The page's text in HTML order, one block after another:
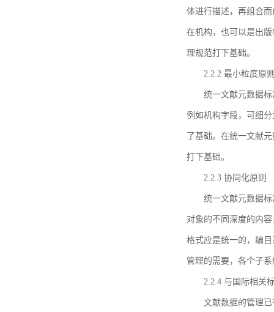
体进行描述，再组合
在机构，也可以是出
理规范打下基础。
2.2.2 最小粒度原
统一文献元数据
例如机构字段，可细
了基础。在统一文献
打下基础。
2.2.3 协同化原则
统一文献元数据
对象的不同深度的内
格式应是统一的，编
管理的需要，各个子
2.2.4 与国际相关
文献数据的管理